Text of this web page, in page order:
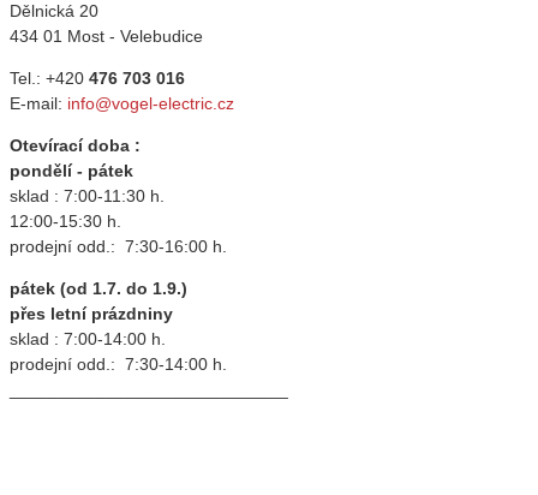
Dělnická 20
434 01 Most - Velebudice
Tel.: +420 476 703 016
E-mail: info@vogel-electric.cz
Otevírací doba :
pondělí - pátek
sklad : 7:00-11:30 h.
12:00-15:30 h.
prodejní odd.: 7:30-16:00 h.
pátek (od 1.7. do 1.9.)
přes letní prázdniny
sklad : 7:00-14:00 h.
prodejní odd.: 7:30-14:00 h.